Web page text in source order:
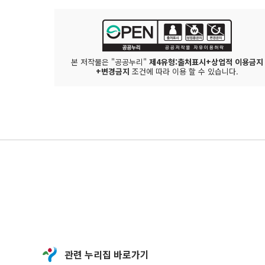
본 저작물은 "공공누리" 제4유형:출처표시+상업적 이용금지
+변경금지 조건에 따라 이용 할 수 있습니다.
관련 누리집 바로가기